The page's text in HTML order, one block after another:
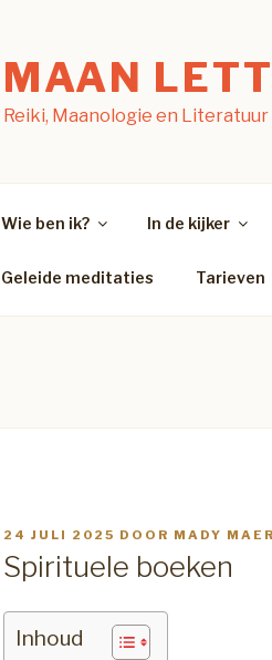
MAAN
Reiki, Maanologie en Literatuur
Wie ben ik? In de kijker
Geleide meditaties Tarieven
GEPLAATST
24 JULI 2025 DOOR MADY
Spirituele boeken
Inhoud